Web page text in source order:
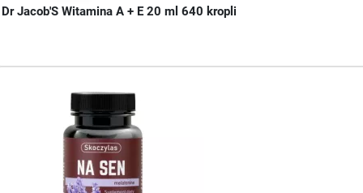
Dr Jacob'S Witamina A + E 20 ml 640 kropli